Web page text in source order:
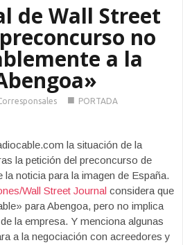
de Wall Street
no
a la
■ PORTADA
la situación de la
la petición del preconcurso de
noticia para la imagen de España.
Wall Street Journal considera que
para Abengoa, pero no implica
la empresa. Y menciona algunas
a la negociación con acreedores y